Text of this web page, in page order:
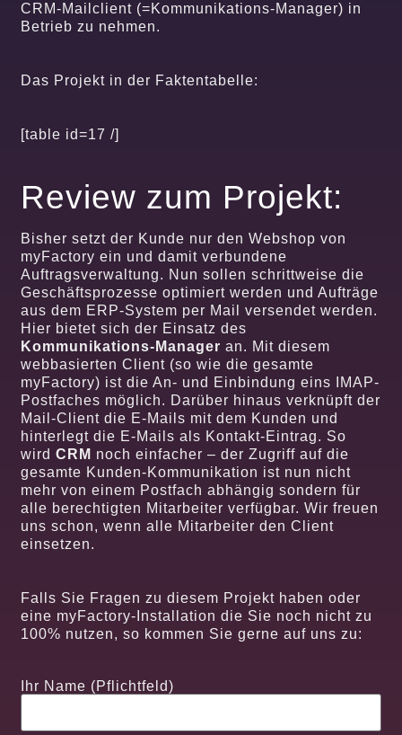
CRM-Mailclient (=Kommunikations-Manager) in
Betrieb zu nehmen.
Das Projekt in der Faktentabelle:
[table id=17 /]
Review zum Projekt:
Bisher setzt der Kunde nur den Webshop von
myFactory ein und damit verbundene
Auftragsverwaltung. Nun sollen schrittweise die
Geschäftsprozesse optimiert werden und Aufträge
aus dem ERP-System per Mail versendet werden.
Hier bietet sich der Einsatz des
Kommunikations-Manager an. Mit diesem
webbasierten Client (so wie die gesamte
myFactory) ist die An- und Einbindung eins IMAP-
Postfaches möglich. Darüber hinaus verknüpft der
Mail-Client die E-Mails mit dem Kunden und
hinterlegt die E-Mails als Kontakt-Eintrag. So
wirdCRM noch einfacher – der Zugriff auf die
gesamte Kunden-Kommunikation ist nun nicht
mehr von einem Postfach abhängig sondern für
alle berechtigten Mitarbeiter verfügbar. Wir freuen
uns schon, wenn alle Mitarbeiter den Client
einsetzen.
Falls Sie Fragen zu diesem Projekt haben oder
eine myFactory-Installation die Sie noch nicht zu
100% nutzen, so kommen Sie gerne auf uns zu:
Ihr Name (Pflichtfeld)